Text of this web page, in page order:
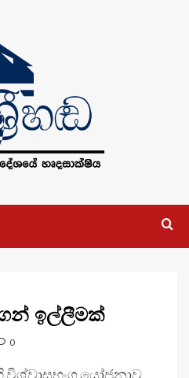
ඉල්ලීමක්
0